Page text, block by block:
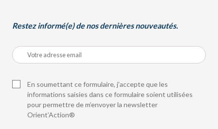
Restez informé(e) de nos dernières nouveautés.
En soumettant ce formulaire, j’accepte que les
informations saisies dans ce formulaire soient utilisées
pour permettre de m’envoyer la newsletter
Orient’Action®